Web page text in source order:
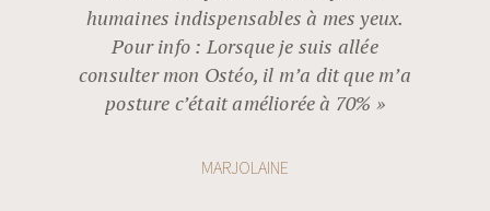
humaines indispensables à mes yeux.
Pour info : Lorsque je suis allée
consulter mon Ostéo, il m’a dit que m’a
posture c’était améliorée à 70% »
MARJOLAINE